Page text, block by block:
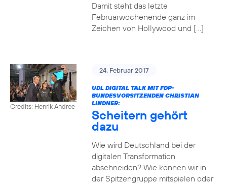
Damit steht das letzte
Februarwochenende ganz im
Zeichen von Hollywood und […]
Credits: Henrik Andree
24. Februar 2017
UDL DIGITAL TALK MIT FDP-
BUNDESVORSITZENDEN CHRISTIAN
LINDNER:
Scheitern gehört
dazu
Wie wird Deutschland bei der
digitalen Transformation
abschneiden? Wie können wir in
der Spitzengruppe mitspielen oder